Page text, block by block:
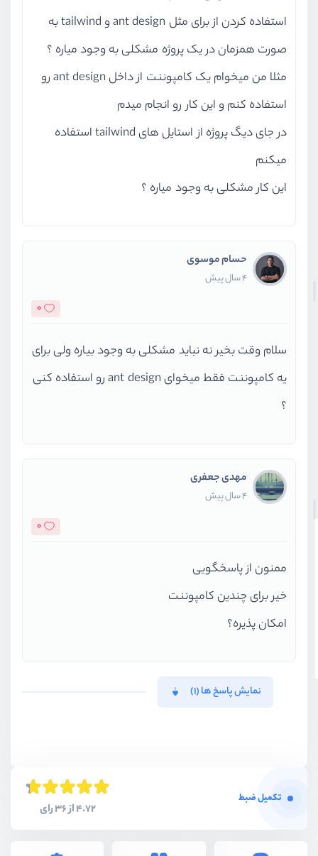
استفاده کردن از برای مثل ant design و tailwind به
صورت همزمان در یک پروژه مشکلی به وجود میاره ؟
مثلا من میخوام یک کامپوننت از داخل ant design رو
استفاده کنم و این کار رو انجام میدم
در جای دیگ پروژه از استایل های tailwind استفاده
میکنم
این کار مشکلی به وجود میاره ؟
حسام موسوی
4 سال پیش
0
سلام وقت بخیر نه نباید مشکلی به وجود بیاره ولی برای
یه کامپوننت فقط میخوای ant design رو استفاده کنی
؟
مهدی جعفری
4 سال پیش
0
ممنون از پاسخگویی
خیر برای چندین کامپوننت
امکان پذیره؟
نمایش پاسخ ها (1)
تکمیل ضبط
4.72 از 36 رای